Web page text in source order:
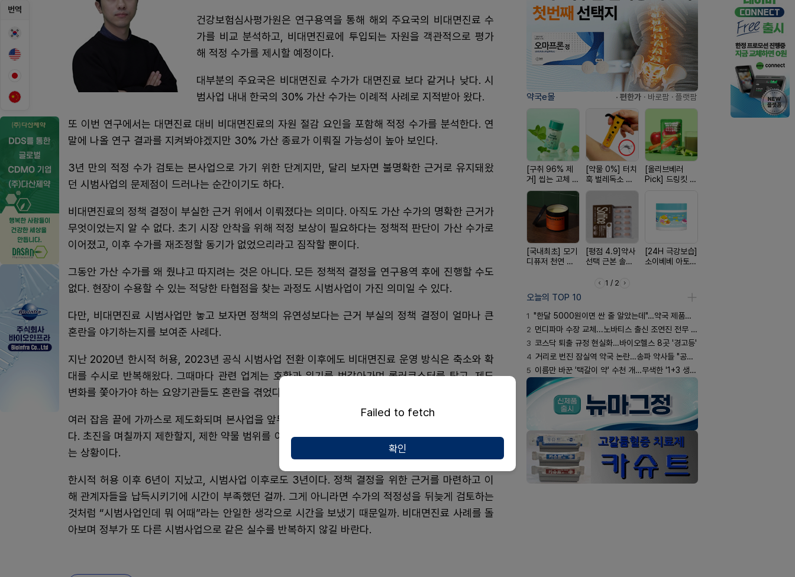
번역
건강보험심사평가원은 연구용역을 통해 해외 주요국의 비대면진료 수
가를 비교 분석하고, 비대면진료에 투입되는 자원을 객관적으로 평가
해 적정 수가를 제시할 예정이다.
대부분의 주요국은 비대면진료 수가가 대면진료 보다 같거나 낮다. 시
범사업 내내 한국의 30% 가산 수가는 이례적 사례로 지적받아 왔다.
또 이번 연구에서는 대면진료 대비 비대면진료의 자원 절감 요인을 포함해 적정 수가를 분석한다. 연
말에 나올 연구 결과를 지켜봐야겠지만 30% 가산 종료가 이뤄질 가능성이 높아 보인다.
3년 만의 적정 수가 검토는 본사업으로 가기 위한 단계지만, 달리 보자면 불명확한 근거로 유지돼왔
던 시범사업의 문제점이 드러나는 순간이기도 하다.
비대면진료의 정책 결정이 부실한 근거 위에서 이뤄졌다는 의미다. 아직도 가산 수가의 명확한 근거가
무엇이었는지 알 수 없다. 초기 시장 안착을 위해 적정 보상이 필요하다는 정책적 판단이 가산 수가로
이어졌고, 이후 수가를 재조정할 동기가 없었으리라고 짐작할 뿐이다.
그동안 가산 수가를 왜 줬냐고 따지려는 것은 아니다. 모든 정책적 결정을 연구용역 후에 진행할 수도
없다. 현장이 수용할 수 있는 적당한 타협점을 찾는 과정도 시범사업이 가진 의미일 수 있다.
다만, 비대면진료 시범사업만 놓고 보자면 정책의 유연성보다는 근거 부실의 정책 결정이 얼마나 큰
혼란을 야기하는지를 보여준 사례다.
지난 2020년 한시적 허용, 2023년 공식 시범사업 전환 이후에도 비대면진료 운영 방식은 축소와 확
대를 수시로 반복해왔다. 그때마다 관련 업계는 호황과 위기를 번갈아가며 롤러코스터를 탔고, 제도
변화를 쫓아가야 하는 요양기관들도 혼란을 겪었다.
여러 잡음 끝에 가까스로 제도화되며 본사업을 앞두고 있지만 디테일이 담긴 하위법령 개정은 아직이
다. 초진을 며칠까지 제한할지, 제한 약물 범위를 어떻게 할 것인지를 두고 여전히 협의점을 찾아야 하
는 상황이다.
한시적 허용 이후 6년이 지났고, 시범사업 이후로도 3년이다. 정책 결정을 위한 근거를 마련하고 이
해 관계자들을 납득시키기에 시간이 부족했던 걸까. 그게 아니라면 수가의 적정성을 뒤늦게 검토하는
것처럼 “시범사업인데 뭐 어때”라는 안일한 생각으로 시간을 보냈기 때문일까. 비대면진료 사례를 돌
아보며 정부가 또 다른 시범사업으로 같은 실수를 반복하지 않길 바란다.
약국e몰 · 편한가 · 바로팜 · 플랫팜
[구취 96% 제
거] 씹는 고체 가
글
[약물 0%] 터치
훅 벌레독소 흡
인기
[올리브베러
Pick] 드링킷 건
[국내최초] 모기
디퓨저 천연 계
[평점 4.9]약사
선택 근본 솔루
[24H 극강보습]
소이베베 아토
1 / 2
오늘의 TOP 10
1 "한달 5000원이면 싼 줄 알았는데"…약국 제품과 비교해보니
2 먼디파마 수장 교체...노바티스 출신 조연진 전무 내정
3 코스닥 퇴출 규정 현실화…바이오헬스 8곳 '경고등'
4 거리로 번진 잠실역 약국 논란…송파 약사들 "공공성 훼손"
5 이름만 바꾼 '택갈이 약' 수천 개…무색한 '1+3 생동'
Failed to fetch
확인